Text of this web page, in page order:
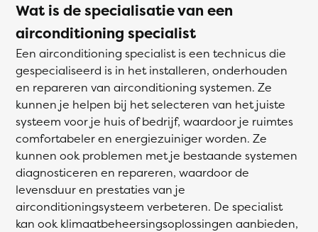
Wat is de specialisatie van een
airconditioning specialist
Een airconditioning specialist is een technicus die
gespecialiseerd is in het installeren, onderhouden
en repareren van airconditioning systemen. Ze
kunnen je helpen bij het selecteren van het juiste
systeem voor je huis of bedrijf, waardoor je ruimtes
comfortabeler en energiezuiniger worden. Ze
kunnen ook problemen met je bestaande systemen
diagnosticeren en repareren, waardoor de
levensduur en prestaties van je
airconditioningsysteem verbeteren. De specialist
kan ook klimaatbeheersingsoplossingen aanbieden,